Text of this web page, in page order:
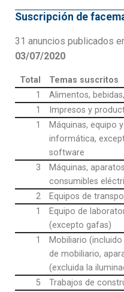
Suscripción de
31 anuncios publicados
03/07/2020
Total
Temas suscritos
1
Alimentos,
1
Impresos y
1
Máquinas, equipo
informática,
software
3
Máquinas,
consumibles
2
Equipos de
1
Equipo de
(excepto gafas)
1
Mobiliario
de mobiliario,
(excluida la
5
Trabajos de